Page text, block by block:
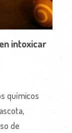
intoxicar
químicos
de